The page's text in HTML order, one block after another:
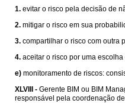
1. evitar o risco pela decisão de
2. mitigar o risco em sua
3. compartilhar o risco com outra
4. aceitar o risco por uma
e) monitoramento de riscos:
XLVIII - Gerente BIM ou BIM
responsável pela coordenação